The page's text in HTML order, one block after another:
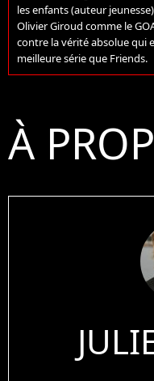
les enfants (auteur
Olivier Giroud comme le
contre la vérité absolue qui
meilleure série que Friends.
À